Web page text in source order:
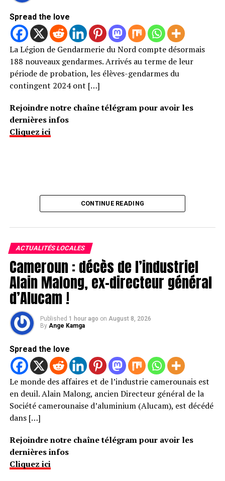
Spread the love
La Légion de Gendarmerie du Nord compte désormais
188 nouveaux gendarmes. Arrivés au terme de leur
période de probation, les élèves-gendarmes du
contingent 2024 ont […]
Rejoindre notre chaîne télégram pour avoir les
dernières infos
Cliquez ici
CONTINUE READING
ACTUALITÉS LOCALES
Cameroun : décès de l’industriel
Alain Malong, ex-directeur général
d’Alucam !
Published 1 hour ago on August 8, 2026
By Ange Kamga
Spread the love
Le monde des affaires et de l’industrie camerounais est
en deuil. Alain Malong, ancien Directeur général de la
Société camerounaise d’aluminium (Alucam), est décédé
dans […]
Rejoindre notre chaîne télégram pour avoir les
dernières infos
Cliquez ici